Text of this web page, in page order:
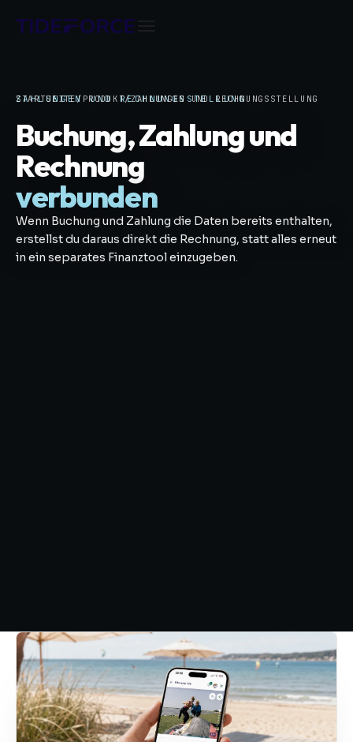
STARTSEITE/ PRODUKT/ZAHLUNGEN UND RECHNUNGSSTELLUNG
ZAHLUNGEN UND RECHNUNGSSTELLUNG
Buchung, Zahlung und
Rechnung
verbunden
Wenn Buchung und Zahlung die Daten bereits enthalten,
erstellst du daraus direkt die Rechnung, statt alles erneut
in ein separates Finanztool einzugeben.